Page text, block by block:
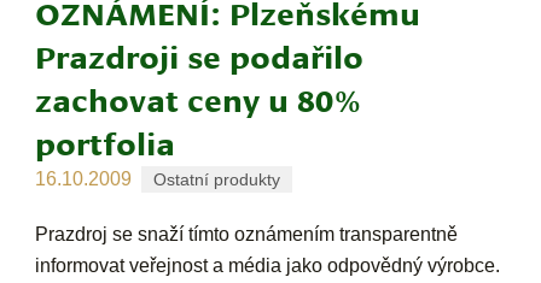
OZNÁMENÍ: Plzeňskému
Prazdroji se podařilo
zachovat ceny u 80%
portfolia
16.10.2009 Ostatní produkty
Prazdroj se snaží tímto oznámením transparentně
informovat veřejnost a média jako odpovědný výrobce.